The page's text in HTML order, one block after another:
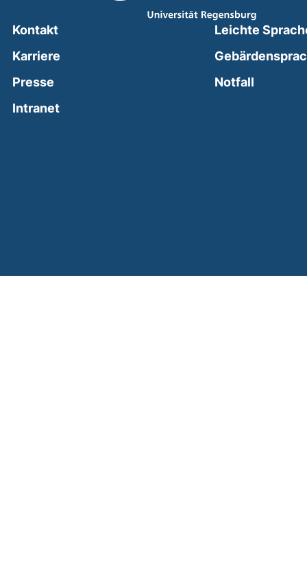
Kontakt
Karriere
Presse
Intranet(external link, opens in a new window)
Leichte
Notfall